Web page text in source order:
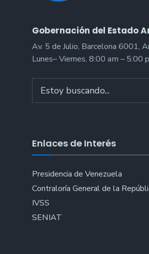
Gobernación del Estado
Av. 5 de Julio, Barcelona 6001,
Lunes– Viernes, 8:00 am – 5:00
for:
Enlaces de Interés
Presidencia de Venezuela
Contraloría General de la
IVSS
SENIAT